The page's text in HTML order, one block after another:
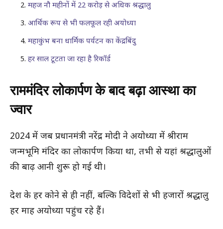
महज नौ महीनों में 22 करोड़ से अधिक श्रद्धालु
आर्थिक रूप से भी फलफूल रही अयोध्या
महाकुंभ बना धार्मिक पर्यटन का केंद्रबिंदु
हर साल टूटता जा रहा है रिकॉर्ड
राममंदिर लोकार्पण के बाद बढ़ा आस्था का
ज्वार
2024 में जब प्रधानमंत्री नरेंद्र मोदी ने अयोध्या में श्रीराम
जन्मभूमि मंदिर का लोकार्पण किया था, तभी से यहां श्रद्धालुओं
की बाढ़ आनी शुरू हो गई थी।
देश के हर कोने से ही नहीं, बल्कि विदेशों से भी हजारों श्रद्धालु
हर माह अयोध्या पहुंच रहे हैं।